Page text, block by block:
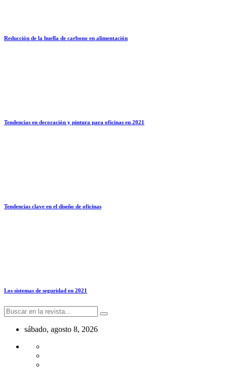
Reducción de la huella de carbono en alimentación
Tendencias en decoración y pintura para oficinas en 2021
Tendencias clave en el diseño de oficinas
Los sistemas de seguridad en 2021
sábado, agosto 8, 2026